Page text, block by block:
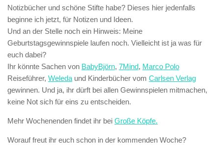
Notizbücher und schöne Stifte habe? Dieses hier jedenfalls
beginne ich jetzt, für Notizen und Ideen.
Und an der Stelle noch ein Hinweis: Meine
Geburtstagsgewinnspiele laufen noch. Vielleicht ist ja was für
euch dabei?
Ihr könnte Sachen von BabyBjörn, 7Mind, Marco Polo
Reiseführer, Weleda und Kinderbücher vom Carlsen Verlag
gewinnen. Und ja, ihr dürft bei allen Gewinnspielen mitmachen,
keine Not sich für eins zu entscheiden.
Mehr Wochenenden findet ihr bei Große Köpfe.
Worauf freut ihr euch schon in der kommenden Woche?